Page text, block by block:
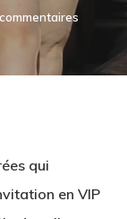
qui
en VIP